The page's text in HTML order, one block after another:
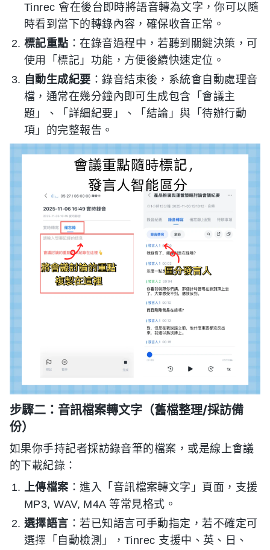
Tinrec 會在後台即時將語音轉為文字，你可以隨
時看到當下的轉錄內容，確保收音正常。
標記重點 ：在錄音過程中，若聽到關鍵決策，可
使用「標記」功能，方便後續快速定位。
自動生成紀要 ：錄音結束後，系統會自動處理音
檔，通常在幾分鐘內即可生成包含「會議主
題」、「詳細紀要」、「結論」與「待辦行動
項」的完整報告。
步驟二：音訊檔案轉文字（舊檔整理/採訪備
份）
如果你手持記者採訪錄音筆的檔案，或是線上會議
的下載紀錄：
上傳檔案 ：進入「音訊檔案轉文字」頁面，支援
MP3, WAV, M4A 等常見格式。
選擇語言 ：若已知語言可手動指定，若不確定可
選擇「自動檢測」，Tinrec 支援中、英、日、